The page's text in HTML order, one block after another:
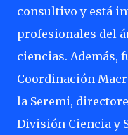
consultivo y está
profesionales del
ciencias. Además,
Coordinación
la Seremi,
División Ciencia y